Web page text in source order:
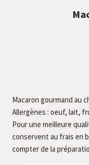
Macaron gourmand au
Allergènes : oeuf, lait,
Pour une meilleure
conservent au frais en
compter de la